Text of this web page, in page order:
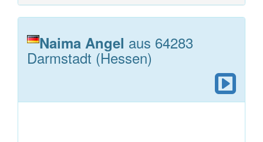
Naima Angel aus 64283
Darmstadt (Hessen)